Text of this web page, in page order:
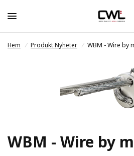
Hem / Produkt Nyheter / WBM - Wire by
WBM - Wire by